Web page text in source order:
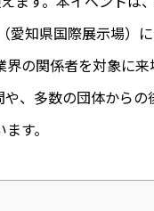
愛知県国際展示場）
の関係者を対象に
、多数の団体から
す。